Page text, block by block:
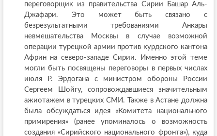
переговорщик из правительства Сирии Башар Аль-
Джафари. Это может быть связано с
безрезультатными требованиями Анкары
невмешательства Москвы в случае возможной
операции турецкой армии против курдского кантона
Африн на северо-западе Сирии. Именно этой теме
могли быть посвящены переговоры в первых числах
июля Р. Эрдогана с министром обороны России
Сергеем Шойгу, сопровождавшиеся значительным
ажиотажем в турецких СМИ. Также в Астане должна
была обсуждаться идея «Комитета национального
примирения» (ранее упоминалось о возможность
создания «Сирийского национального фронта»), куда